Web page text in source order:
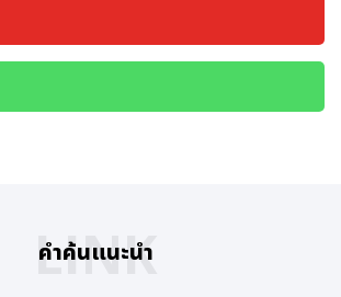
และมีความเข้มงวดอย่างมาก โดยทั้งสองม
วิชาการมาประเมินหลักสูตรของ Finn อย่
ปถึงตรวจวัดคุณภาพคณาจารย์ คุณภาพในชั้
คำค้นแนะนำ
LINK